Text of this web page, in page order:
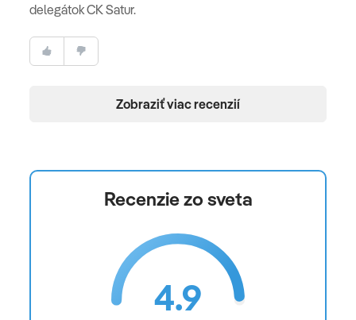
delegátok CK Satur.
Zobraziť viac recenzií
Recenzie zo sveta
4.9